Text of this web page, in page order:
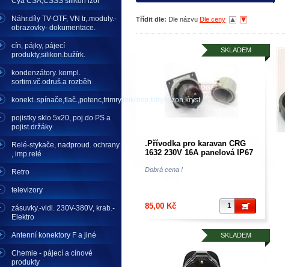
Náhr.díly TV-OTF, VN tr,.moduly.-
obrazovky- dokumentace.
cín, pájky, pájecí
produkty,silikon.bužírk.
kondenzátory. kompl.
sortim.vč.odruš.a rozběh
konekt..spínače,tlač.,potenc,trimry,mikrosp,filtry,rezon.kryst..
pojistky sklo 5x20, poj.do PS a
pojist.držáky
Relé-stykače, nadproud. ochrany
, imp.relé
Retro
televizory
zásuvky.-vidl. 230V-380V, krab.-
Elektro
Antenní konektory F a jiné
Chemie - pájecí a cínové
produkty
Třídit dle: Dle názvu Dle ceny
SKLADEM
.Přívodka pro karavan CRG
1632 230V 16A panelová IP67
nejpoužívanější-Západní
Dobrá cena !
85,00 Kč
SKLADEM